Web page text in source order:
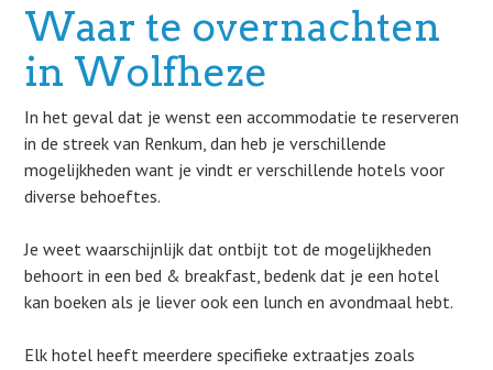
Waar te overnachten
in Wolfheze
In het geval dat je wenst een accommodatie te reserveren
in de streek van Renkum, dan heb je verschillende
mogelijkheden want je vindt er verschillende hotels voor
diverse behoeftes.
Je weet waarschijnlijk dat ontbijt tot de mogelijkheden
behoort in een bed & breakfast, bedenk dat je een hotel
kan boeken als je liever ook een lunch en avondmaal hebt.
Elk hotel heeft meerdere specifieke extraatjes zoals